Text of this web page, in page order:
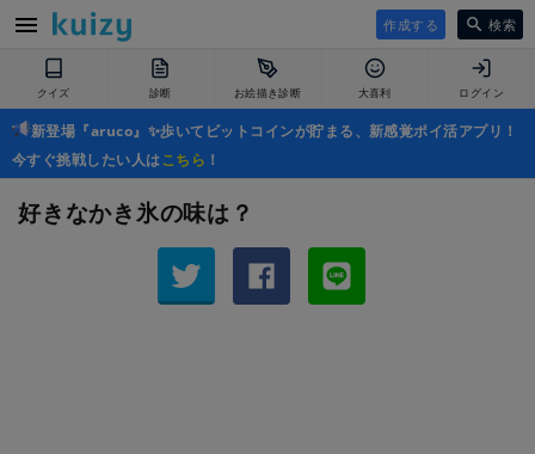
作成する 検索
クイズ 診断 お絵描き診断 大喜利 ログイン
新登場『aruco』✨歩いてビットコインが貯まる、新感覚ポイ活アプリ！
今すぐ挑戦したい人はこちら ！
好きなかき氷の味は？